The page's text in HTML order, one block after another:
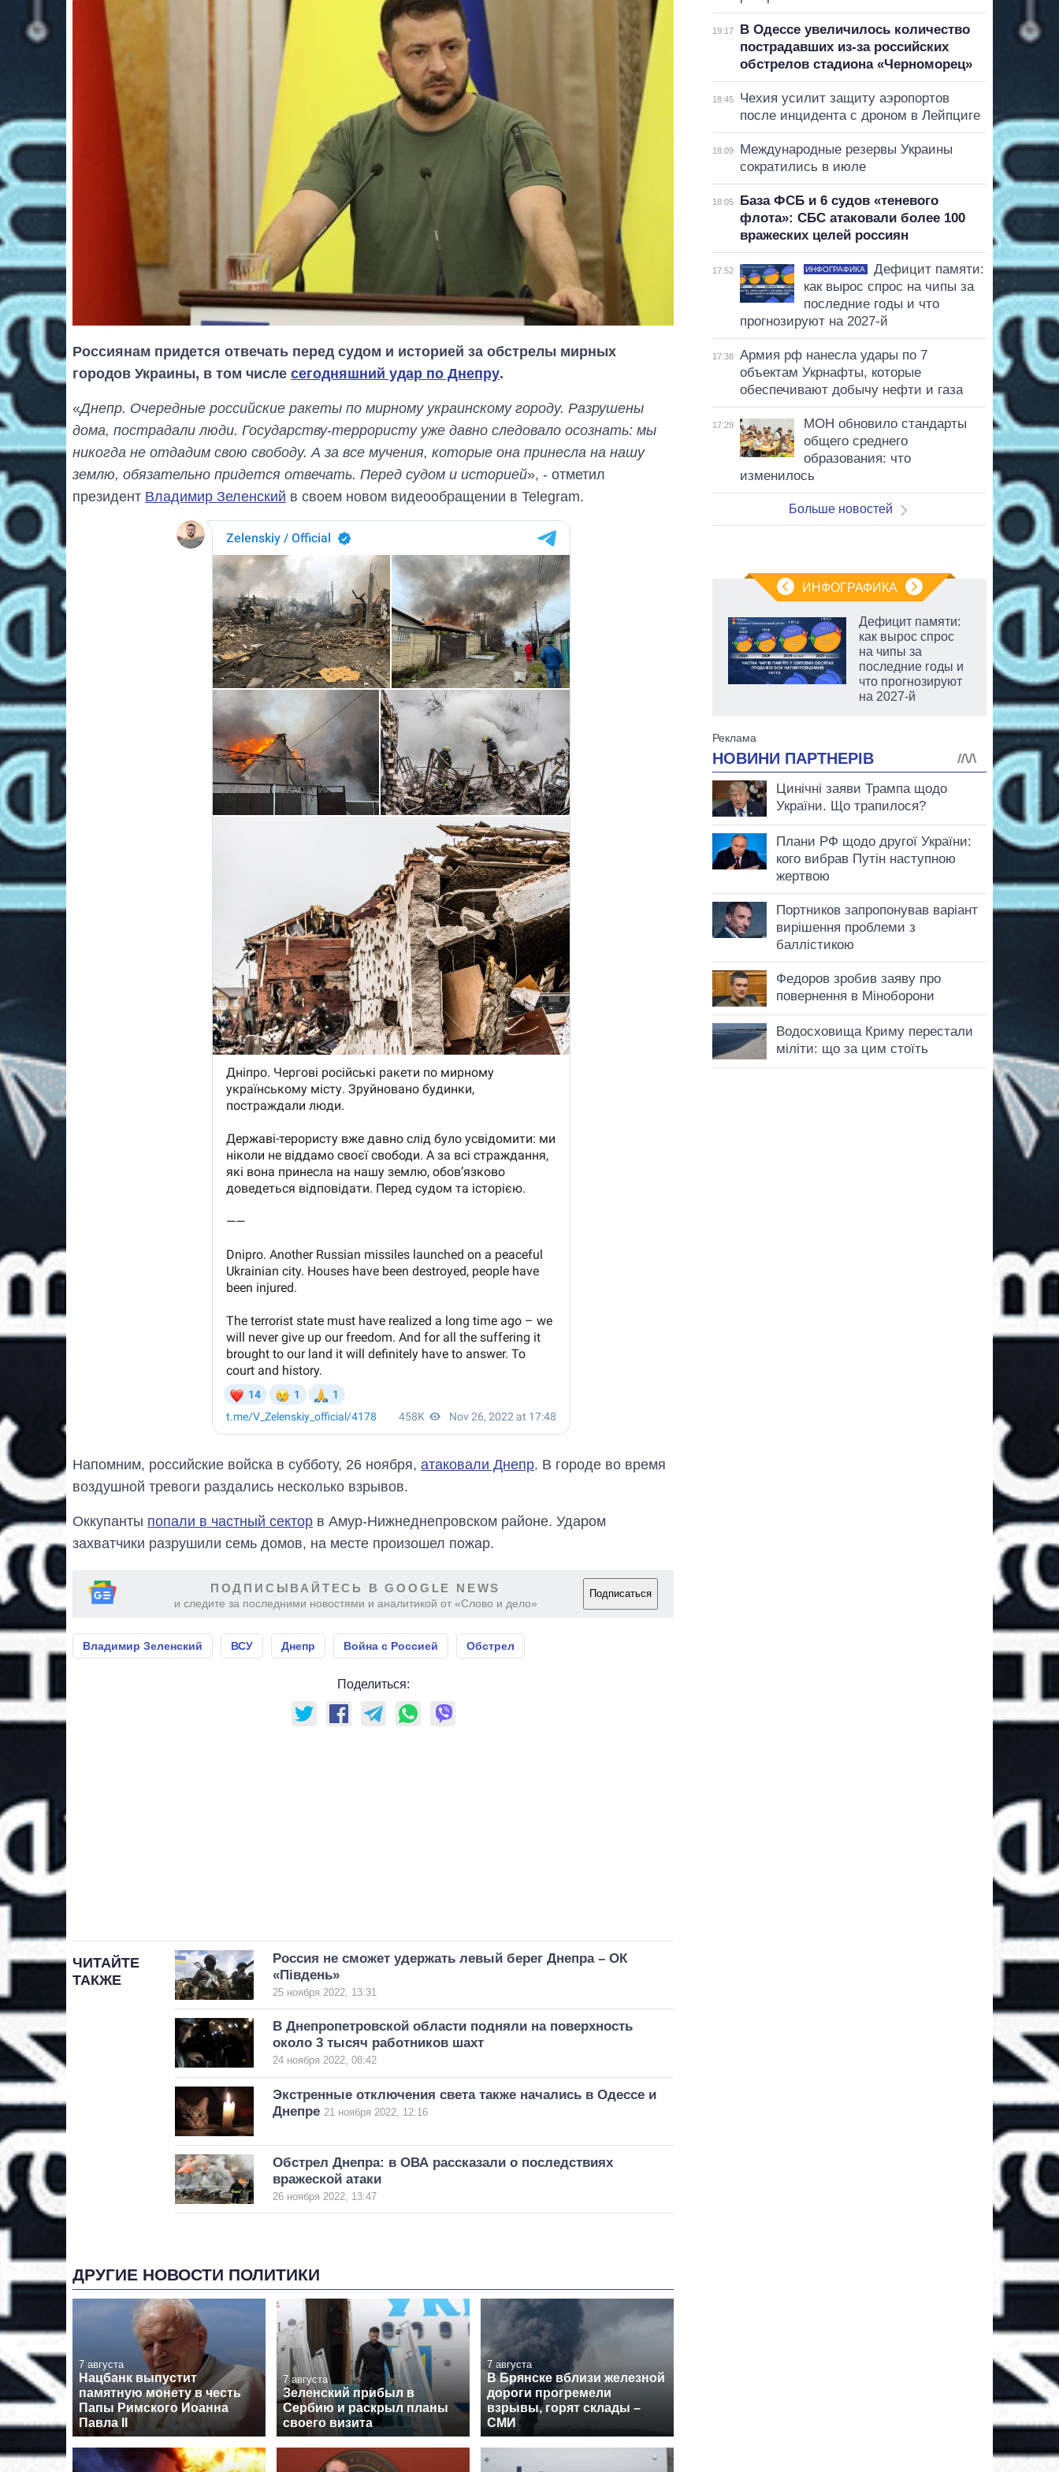
Россиянам придется отвечать перед судом и историей за обстрелы мирных
городов Украины, в том числе сегодняшний удар по Днепру.
«Днепр. Очередные российские ракеты по мирному украинскому городу. Разрушены
дома, пострадали люди. Государству-террористу уже давно следовало осознать: мы
никогда не отдадим свою свободу. А за все мучения, которые она принесла на нашу
землю, обязательно придется отвечать. Перед судом и историей», - отметил
президент Владимир Зеленский в своем новом видеообращении в Telegram.
Напомним, российские войска в субботу, 26 ноября, атаковали Днепр. В городе во время
воздушной тревоги раздались несколько взрывов.
Оккупанты попали в частный сектор в Амур-Нижнеднепровском районе. Ударом
захватчики разрушили семь домов, на месте произошел пожар.
ПОДПИСЫВАЙТЕСЬ В GOOGLE NEWS
и следите за последними новостями и аналитикой от «Слово и дело»
Подписаться
Владимир Зеленский ВСУ Днепр Война с Россией Обстрел
Поделиться:
ЧИТАЙТЕ
ТАКЖЕ
Россия не сможет удержать левый берег Днепра – ОК
«Південь»
25 ноября 2022, 13:31
В Днепропетровской области подняли на поверхность
около 3 тысяч работников шахт
24 ноября 2022, 08:42
Экстренные отключения света также начались в Одессе и
Днепре 21 ноября 2022, 12:16
Обстрел Днепра: в ОВА рассказали о последствиях
вражеской атаки
26 ноября 2022, 13:47
ДРУГИЕ НОВОСТИ ПОЛИТИКИ
7 августа
Нацбанк выпустит
памятную монету в честь
Папы Римского Иоанна
Павла II
7 августа
Зеленский прибыл в
Сербию и раскрыл планы
своего визита
7 августа
В Брянске вблизи железной
дороги прогремели
взрывы, горят склады –
СМИ
19:17
В Одессе увеличилось количество
пострадавших из-за российских
обстрелов стадиона «Черноморец»
18:45
Чехия усилит защиту аэропортов
после инцидента с дроном в Лейпциге
18:09
Международные резервы Украины
сократились в июле
18:05
База ФСБ и 6 судов «теневого
флота»: СБС атаковали более 100
вражеских целей россиян
17:52 ИНФОГРАФИКА
Дефицит памяти:
как вырос спрос на чипы за
последние годы и что
прогнозируют на 2027-й
17:38
Армия рф нанесла удары по 7
объектам Укрнафты, которые
обеспечивают добычу нефти и газа
17:29
МОН обновило стандарты
общего среднего
образования: что
изменилось
Больше новостей
ИНФОГРАФИКА
аспирантуру
Дефицит памяти:
как вырос спрос
на чипы за
последние годы и
что прогнозируют
на 2027-й